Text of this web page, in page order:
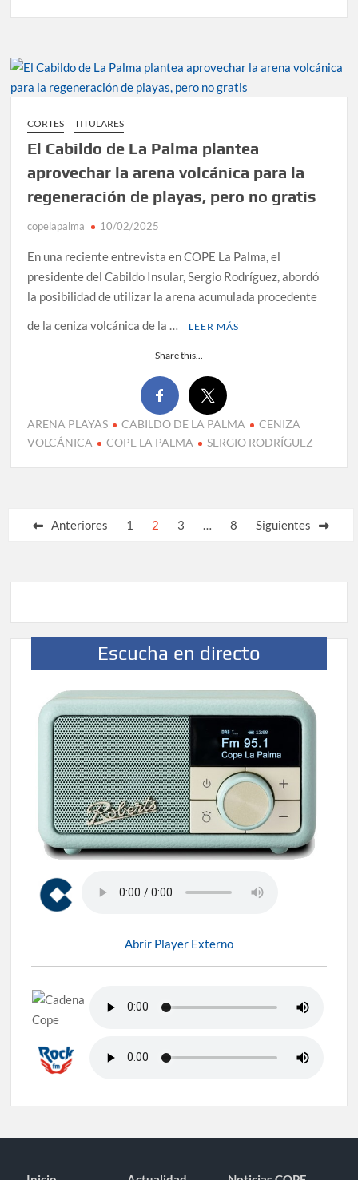
CORTES TITULARES
El Cabildo de La Palma plantea
aprovechar la arena volcánica para la
regeneración de playas, pero no gratis
copelapalma 10/02/2025
En una reciente entrevista en COPE La Palma, el
presidente del Cabildo Insular, Sergio Rodríguez, abordó
la posibilidad de utilizar la arena acumulada procedente
de la ceniza volcánica de la …
LEER MÁS
Share this...
ARENA PLAYAS CABILDO DE LA PALMA
CENIZA
VOLCÁNICA
COPE LA PALMA SERGIO RODRÍGUEZ
Paginación
Anteriores 1 2 3 … 8 Siguientes
Escucha en directo
Abrir Player Externo